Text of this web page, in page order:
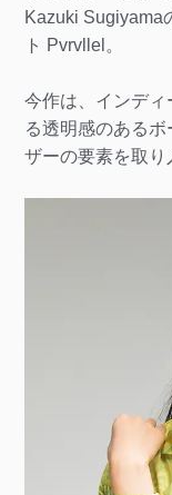
Kazuki Sugiyama
ト Pvrvllel。
今作は、インデ
る透明感のある
ザーの要素を取り